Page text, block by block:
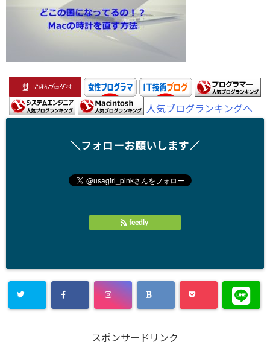
人気ブログランキングへ
＼フォローお願いします／
feedly
スポンサードリンク